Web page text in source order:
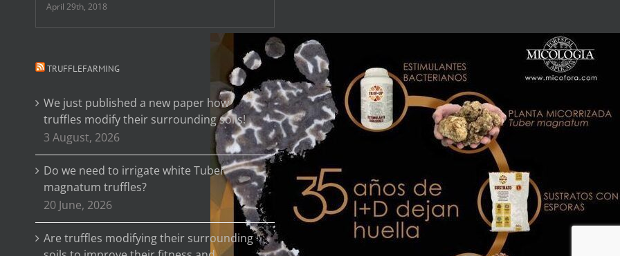
April 29th, 2018
TRUFFLEFARMING
We just published a new paper how
truffles modify their surrounding soils!
3 August, 2026
Do we need to irrigate white Tuber
magnatum truffles?
20 June, 2026
Are truffles modifying their surrounding